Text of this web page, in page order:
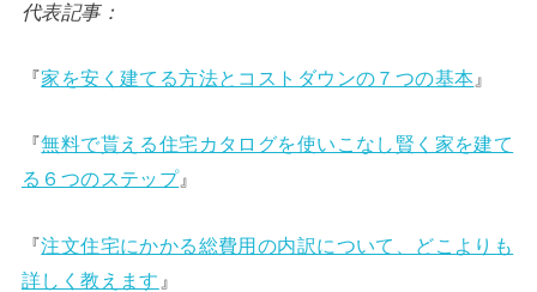
代表記事：
『家を安く建てる方法とコストダウンの７つの基本 』
『無料で貰える住宅カタログを使いこなし賢く家を建て
る６つのステップ』
『注文住宅にかかる総費用の内訳について、どこよりも
詳しく教えます 』